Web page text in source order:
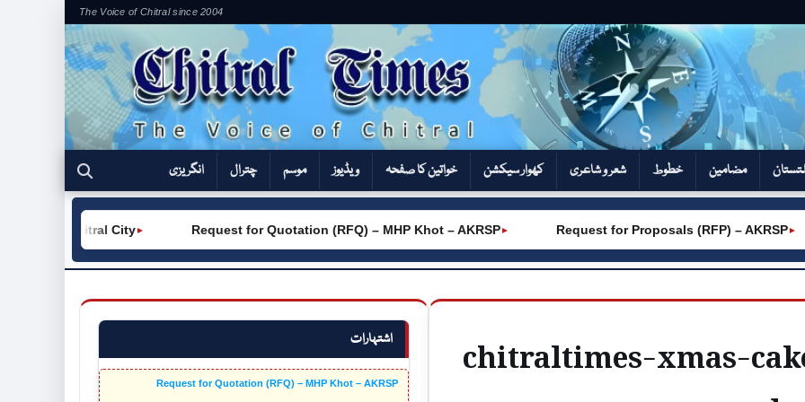
The Voice of Chitral since 2004
مضامین خطوط شعر و شاعری کھوار سیکشن‎ خواتین کا صفحہ ویڈیوز موسم چترال انگریزی
►
Request for Quotation (RFQ) – MHP Khot – AKRSP
►
(W) Chitral City ►
Request for Proposals (RFP) – AKRSP
اشتہارات
Request for Quotation (RFQ) – MHP Khot – AKRSP chitraltimes-xmas-